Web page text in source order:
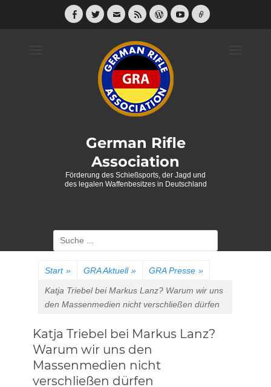
Facebook
Twitter
E-
Feed WordPress
YouTube
Link
German Rifle
Association
Förderung des Schießsports, der Jagd und
des legalen Waffenbesitzes in Deutschland
Suche
nach:
Start » GRA Aktuell » GRA Presse »
Katja Triebel bei Markus Lanz? Warum wir uns
den Massenmedien nicht verschließen dürfen
Katja Triebel bei Markus Lanz?
Warum wir uns den
Massenmedien nicht
verschließen dürfen